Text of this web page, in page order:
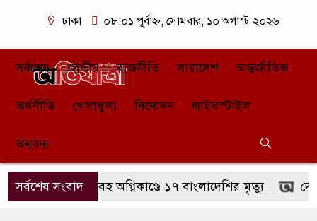
ঢাকা ০৮:০১ পূর্বাহ্ন, সোমবার, ১০ অগাস্ট ২০২৬
সর্বশেষ জাতীয় রাজনীতি সারাদেশ আন্তর্জাতিক
অর্থনীতি খেলাধুলা বিনোদন লাইফস্টাইল
অন্যান্য
সর্বশেষ সংবাদ
ভয়াবহ অগ্নিকাণ্ডে ১৭ বাংলাদেশির মৃত্যু দেশ গঠনে